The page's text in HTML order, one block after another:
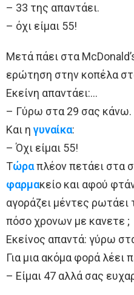
– 33 της απαντάει.
– όχι είμαι 55!
Μετά πάει στα
ερώτηση στην κοπέλα
Εκείνη απαντάει:…
– Γύρω στα 29 σας κάνω.
Και η γυναίκα:
– Όχι είμαι 55!
Τώραπλέον πετάει στα
φαρμακείο και αφού
αγοράζει μέντες ρωτάει
πόσο χρονων με κανετε ;
Εκείνος απαντά: γύρω
Για μια ακόμα φορά λέει
– Είμαι 47 αλλά σας